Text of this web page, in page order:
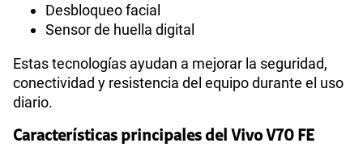
Desbloqueo facial
Sensor de huella digital
Estas tecnologías ayudan a mejorar la seguridad,
conectividad y resistencia del equipo durante el uso
diario.
Características principales del Vivo V70 FE